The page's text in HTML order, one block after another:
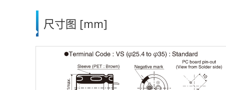
尺寸图 [mm]